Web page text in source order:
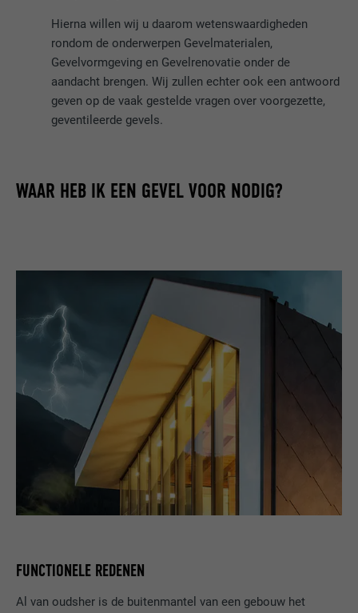
Hierna willen wij u daarom wetenswaardigheden
rondom de onderwerpen Gevelmaterialen,
Gevelvormgeving en Gevelrenovatie onder de
aandacht brengen. Wij zullen echter ook een antwoord
geven op de vaak gestelde vragen over voorgezette,
geventileerde gevels.
WAAR HEB IK EEN GEVEL VOOR NODIG?
FUNCTIONELE REDENEN
Al van oudsher is de buitenmantel van een gebouw het